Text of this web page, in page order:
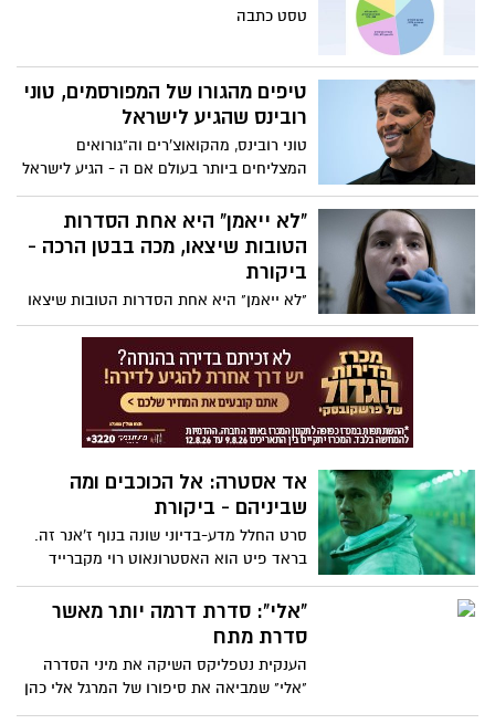
שמונת החודשים בהם מקארנה פריירו נמצאת
טסט כתבה
טיפים מהגורו של המפורסמים, טוני
רובינס שהגיע לישראל
טוני רובינס, מהקואוצ'רים וה"גורואים
המצליחים ביותר בעולם אם ה - הגיע לישראל
ולמי שלא יכול להרשות לעצמו לשלם אלפי
שקלים לכרטיס, ניתן טיפים שהוא העניק
בראיונות בישראל
"לא ייאמן" היא אחת הסדרות
הטובות שיצאו, מכה בבטן הרכה -
ביקורת
"לא ייאמן" היא אחת הסדרות הטובות שיצאו
בזמן האחרון. היא מטפלת בנושא מזעזע
שקרה במציאות בצורה טובה, מכבדת
ומדויקת. במהלכה אנחנו לא רק מזועזעים
מהמקרה הנורא של מארי אדלר, אלא גם
מעצמנו, ובנוסף למקרה הקשה שהיא מתארת
היא גם מצליחה להעביר סיפור בלשי מרתק
אד אסטרה: אל הכוכבים ומה
שביניהם - ביקורת
סרט החלל מדע-בדיוני שונה בנוף ז'אנר זה.
בראד פיט הוא האסטרונאוט רוי מקברייד
חסר הרגש, אשר מקלף את שכבות ליבו שכבה
אחר שכבה. אד אסטרה הוא סרט פחות
קלסטרופובי ומחניק מדומיו, אלא מתרכז יותר
בזכות פיט
"אלי": סדרת דרמה יותר מאשר
סדרת מתח
הענקית נטפליקס השיקה את מיני הסדרה
"אלי" שמביאה את סיפורו של המרגל אלי כהן
בסוריה, אשר קיפח את חייו למען המדינה.